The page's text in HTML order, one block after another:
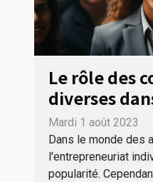
Le rôle des
diverses
tant
Mardi 1 août 2023
Dans le monde des
l'entrepreneuriat
popularité.